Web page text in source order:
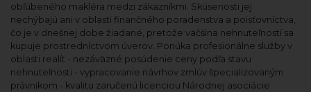
obľúbeného makléra medzi zákazníkmi. Skúsenosti jej
nechýbajú ani v oblasti finančného poradenstva a poisťovníctva,
čo je v dnešnej dobe žiadané, pretože väčšina nehnuteľností sa
kupuje prostredníctvom úverov. Ponúka profesionálne služby v
oblasti realít - nezáväzné posúdenie ceny podľa stavu
nehnuteľnosti - vypracovanie návrhov zmlúv špecializovaným
právnikom - kvalitu zaručenú licenciou Národnej asociácie